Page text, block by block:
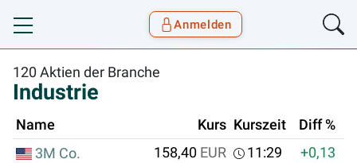
Toggle navigation
Anmelden
120 Aktien der Branche
Industrie
Name Kurs Kurszeit Diff %
3M Co.
158,40 EUR 11:29
+0,13